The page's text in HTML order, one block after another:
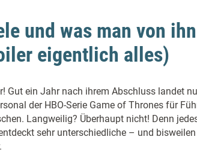
und was man von
eigentlich alles)
Gut ein Jahr nach ihrem Abschluss landet
der HBO-Serie Game of Thrones für
Langweilig? Überhaupt nicht! Denn
sehr unterschiedliche – und